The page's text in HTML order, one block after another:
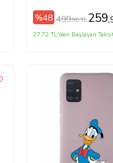
%48 499,90 TL 259
27,72 TL'den Başlayan